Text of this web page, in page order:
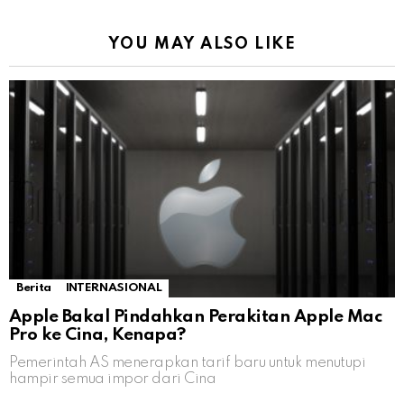
YOU MAY ALSO LIKE
Berita INTERNASIONAL
Apple Bakal Pindahkan Perakitan Apple Mac
Pro ke Cina, Kenapa?
Pemerintah AS menerapkan tarif baru untuk menutupi
hampir semua impor dari Cina